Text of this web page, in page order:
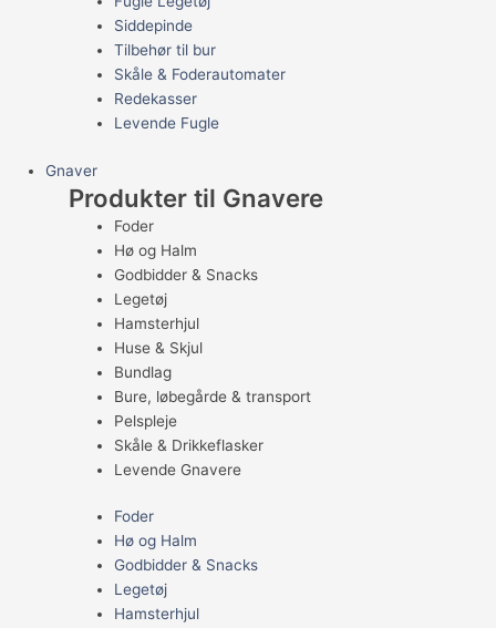
Siddepinde
Tilbehør til bur
Skåle & Foderautomater
Redekasser
Levende Fugle
Gnaver
Produkter til Gnavere
Foder
Hø og Halm
Godbidder & Snacks
Legetøj
Hamsterhjul
Huse & Skjul
Bundlag
Bure, løbegårde & transport
Pelspleje
Skåle & Drikkeflasker
Levende Gnavere
Foder
Hø og Halm
Godbidder & Snacks
Legetøj
Hamsterhjul